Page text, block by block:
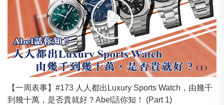
【一周表事】#173 人人都出Luxury Sports Watch，由幾千
到幾十萬，是否貴就好？Abel話你知！ (Part 1)